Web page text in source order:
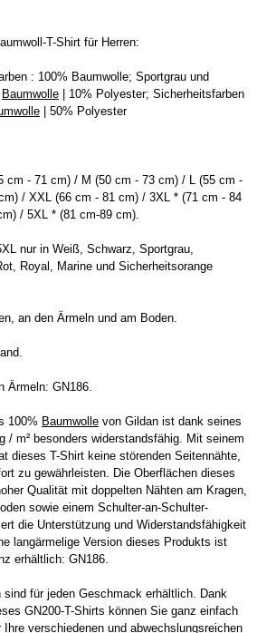
T-Shirt für Herren:
: 100% Baumwolle; Sportgrau und
Baumwolle | 10% Polyester; Sicherheitsfarben
| 50% Polyester
cm - 71 cm) / M (50 cm - 73 cm) / L (55 cm -
/ XXL (66 cm - 81 cm) / 3XL * (71 cm - 84
/ 5XL * (81 cm-89 cm).
nur in Weiß, Schwarz, Sportgrau,
Royal, Marine und Sicherheitsorange
an den Ärmeln und am Boden.
Ärmeln: GN186.
100% Baumwolle von Gildan ist dank seines
/ m² besonders widerstandsfähig. Mit seinem
dieses T-Shirt keine störenden Seitennähte,
zu gewährleisten. Die Oberflächen dieses
Qualität mit doppelten Nähten am Kragen,
sowie einem Schulter-an-Schulter-
die Unterstützung und Widerstandsfähigkeit
langärmelige Version dieses Produkts ist
erhältlich: GN186.
sind für jeden Geschmack erhältlich. Dank
GN200-T-Shirts können Sie ganz einfach
verschiedenen und abwechslungsreichen